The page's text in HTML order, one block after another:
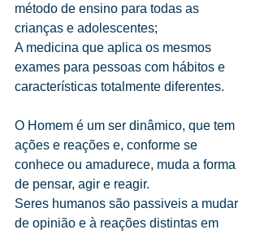
método de ensino para todas as
crianças e adolescentes;
A medicina que aplica os mesmos
exames para pessoas com hábitos e
características totalmente diferentes.
O Homem é um ser dinâmico, que tem
ações e reações e, conforme se
conhece ou amadurece, muda a forma
de pensar, agir e reagir.
Seres humanos são passiveis a mudar
de opinião e à reações distintas em